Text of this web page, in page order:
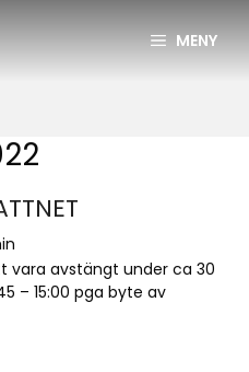
MENY
vara avstängt under ca 30
– 15:00 pga byte av